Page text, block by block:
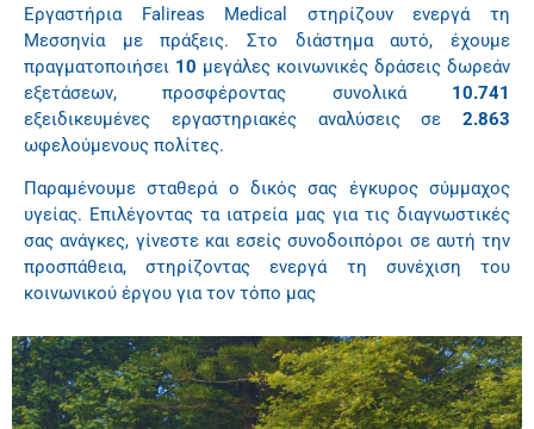
Εργαστήρια Falireas Medical στηρίζουν ενεργά τη
Μεσσηνία με πράξεις. Στο διάστημα αυτό, έχουμε
πραγματοποιήσει 10 μεγάλες κοινωνικές δράσεις δωρεάν
εξετάσεων, προσφέροντας συνολικά 10.741
εξειδικευμένες εργαστηριακές αναλύσεις σε 2.863
ωφελούμενους πολίτες.
Παραμένουμε σταθερά ο δικός σας έγκυρος σύμμαχος
υγείας. Επιλέγοντας τα ιατρεία μας για τις διαγνωστικές
σας ανάγκες, γίνεστε και εσείς συνοδοιπόροι σε αυτή την
προσπάθεια, στηρίζοντας ενεργά τη συνέχιση του
κοινωνικού έργου για τον τόπο μας